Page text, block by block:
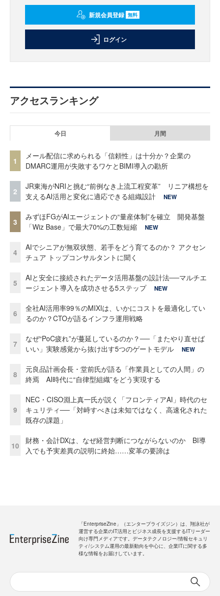
新規会員登録 無料
ログイン
アクセスランキング
今日 月間
1
メール配信に求められる「信頼性」は十分か？企業の
DMARC運用が失敗するワケとBIMI導入の勘所
2
JR東海がNRIと挑む“前例なき上流工程変革” リニア構想を
支えるAI活用と変化に適応できる組織設計
NEW
3
みずほFGがAIエージェントの“量産体制”を確立 開発基盤
「Wiz Base」で最大70%の工数短縮
NEW
4
AIでシニアが無双状態、若手をどう育てるのか？ アクセン
チュア トップコンサルタントに聞く
5
AIと安全に接続されたデータ活用基盤の設計法──マルチエ
ージェント導入を成功させる5ステップ
NEW
6
全社AI活用率99％のMIXIは、いかにコストを最適化してい
るのか？CTOが語るインフラ運用戦略
7
なぜ“PoC疲れ”が蔓延しているのか？──「またやり直せば
いい」実験感覚から抜け出す5つのゲートモデル
NEW
8
元良品計画会長・堂前氏が語る「作業員としての人間」の
終焉 AI時代に“自律型組織”をどう実現する
9
NEC・CISO淵上真一氏が説く「フロンティアAI」時代のセ
キュリティ──「対峙すべきは未知ではなく、高速化された
既存の課題」
10
財務・会計DXは、なぜ経営判断につながらないのか BI導
入でも予実差異の説明に終始……変革の要諦は
「EnterpriseZine」（エンタープライズジン）は、翔泳社が
運営する企業のIT活用とビジネス成長を支援するITリーダー
向け専門メディアです。データテクノロジー/情報セキュリ
ティ/システム運用の最新動向を中心に、企業ITに関する多
様な情報をお届けしています。